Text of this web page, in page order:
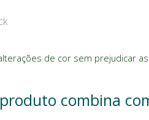
de cor sem prejudicar
combina